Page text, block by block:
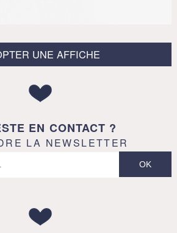
UNE AFFICHE
EN CONTACT ?
LA NEWSLETTER